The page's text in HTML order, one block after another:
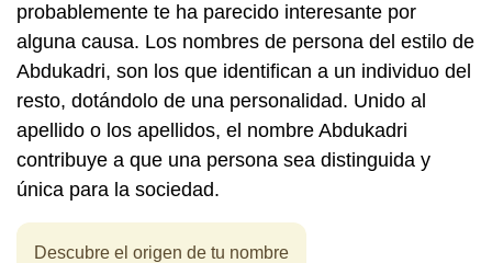
probablemente te ha parecido interesante por
alguna causa. Los nombres de persona del estilo de
Abdukadri, son los que identifican a un individuo del
resto, dotándolo de una personalidad. Unido al
apellido o los apellidos, el nombre Abdukadri
contribuye a que una persona sea distinguida y
única para la sociedad.
Descubre el origen de tu nombre